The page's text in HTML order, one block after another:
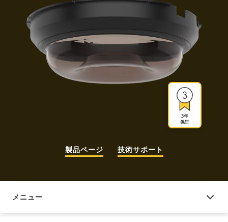
3年
保証
製品ページ 技術サポート
メニュー
ドキュメント